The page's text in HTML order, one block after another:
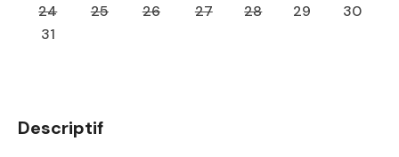
24
25 26 27 28 29
30
31
Descriptif